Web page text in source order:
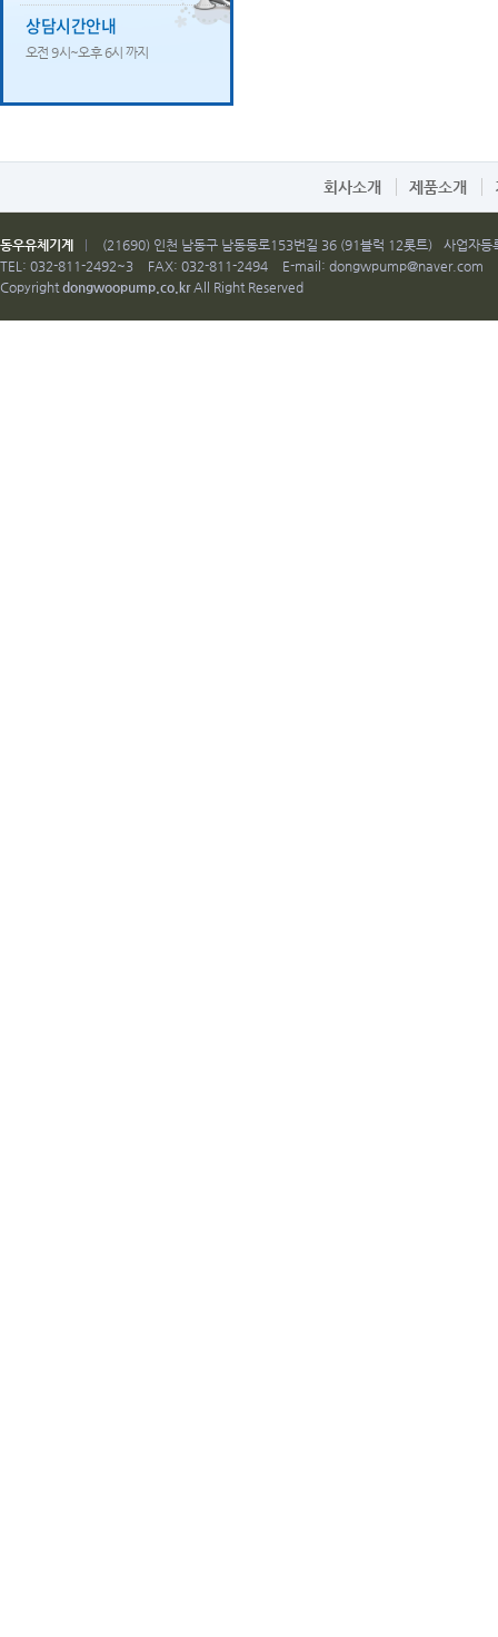
상담시간안내
오전 9시~오후 6시 까지
회사소개 제품소개
동우유체기계 (21690) 인천 남동구 남동동로153번길 36 (91블럭 12롯트)
사업자
TEL: 032-811-2492~3
FAX: 032-811-2494 E-mail: dongwpump@naver.com
Copyright dongwoopump.co.krAll Right Reserved